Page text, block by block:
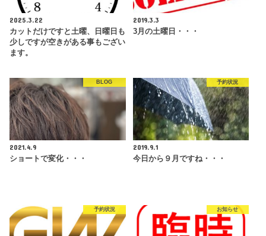
2025.3.22
カットだけですと土曜、日曜日も
少しですが空きがある事もござい
ます。
2019.3.3
3月の土曜日・・・
BLOG
2021.4.9
ショートで変化・・・
予約状況
2019.9.1
今日から９月ですね・・・
予約状況 お知らせ